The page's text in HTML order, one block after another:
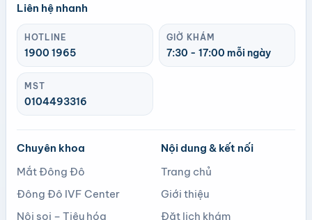
Liên hệ nhanh
HOTLINE
1900 1965
GIỜ KHÁM
7:30 - 17:00 mỗi ngày
MST
0104493316
Chuyên khoa
Mắt Đông Đô
Đông Đô IVF Center
Nội soi – Tiêu hóa
Nội dung & kết nối
Trang chủ
Giới thiệu
Đặt lịch khám